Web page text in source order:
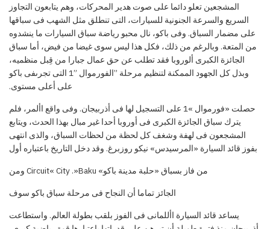
المشجعين تعلو دائما على صوت هدير المحركات، وهم يتابعون التجاوز
السريع والسرعة الجنونية للسيارات، التى تنطلق مثل الشهب فى سباقها
على مضمار السباق. وفى باكو، نال محبو رياضة سباق السيارات ما ينشدوه
من المتعة. وبالرغم من ذلك، فكل هذا ليس سوى غيضا من فيض، أما سباق
الجائزة الكبرى ألوروبا فقد تطلب عن حق عمال جبارا من قبل منظميه،
وبذل كل الجهود الممكنة لتنظيم مرحلة ”الفورموال ”1 التى تجرى
فى باكو
على أعلى مستوى.
حصلت «فورموال »1 على التسجيل لها فى أذربيجان. وفى واقع األمر، فلم
يترك سباق الجائزة الكبرى فى أوروبا أحدا غير مبال بهذا الحدث، ويتابع
المشجعون فى لهفة وشغف كل لحظة من لحظات السباق، والذى انتهى
بفوز قائد السيارة «المرسيدس» نيكو روزبرغ. وقد دخل التاريخ باعتباره أول
من فاز بسباق «حلبة مدينة باكو» Circuit« City .»Baku ومن
الجائز تماما أن النجاح فى مرحلة سباق باكو سوف
يساعد قائد السيارة األلمانى فى الفوز بلقب بطولة العالم. واستطاعت